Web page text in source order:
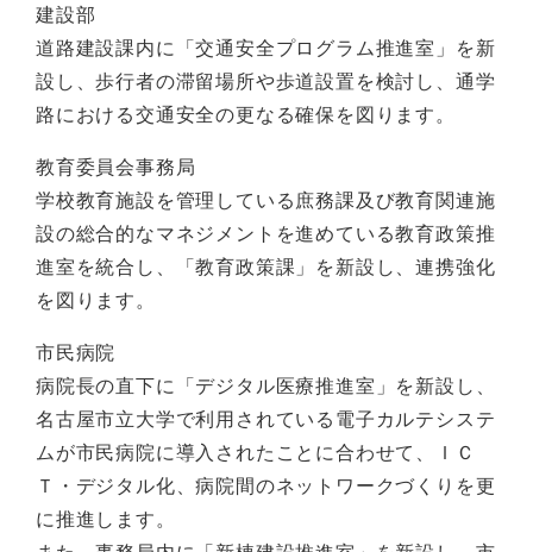
建設部
道路建設課内に「交通安全プログラム推進室」を新
設し、歩行者の滞留場所や歩道設置を検討し、通学
路における交通安全の更なる確保を図ります。
教育委員会事務局
学校教育施設を管理している庶務課及び教育関連施
設の総合的なマネジメントを進めている教育政策推
進室を統合し、「教育政策課」を新設し、連携強化
を図ります。
市民病院
病院長の直下に「デジタル医療推進室」を新設し、
名古屋市立大学で利用されている電子カルテシステ
ムが市民病院に導入されたことに合わせて、ＩＣ
Ｔ・デジタル化、病院間のネットワークづくりを更
に推進します。